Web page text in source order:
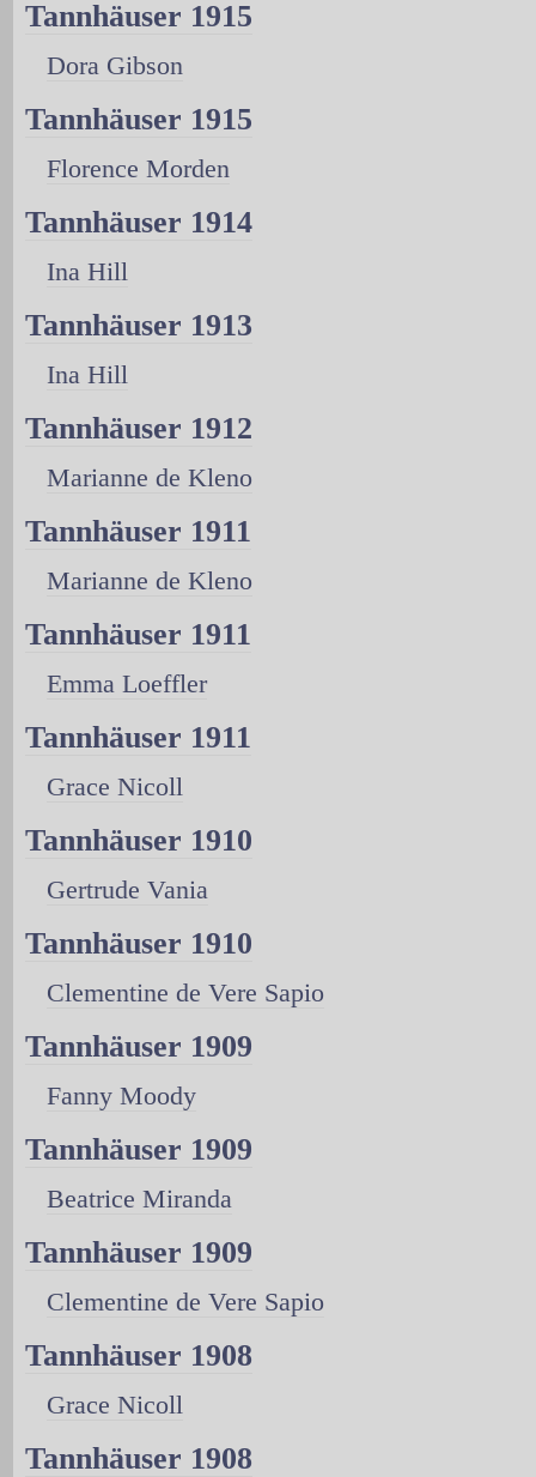
Tannhäuser 1915
Dora Gibson
Tannhäuser 1915
Florence Morden
Tannhäuser 1914
Ina Hill
Tannhäuser 1913
Ina Hill
Tannhäuser 1912
Marianne de Kleno
Tannhäuser 1911
Marianne de Kleno
Tannhäuser 1911
Emma Loeffler
Tannhäuser 1911
Grace Nicoll
Tannhäuser 1910
Gertrude Vania
Tannhäuser 1910
Clementine de Vere Sapio
Tannhäuser 1909
Fanny Moody
Tannhäuser 1909
Beatrice Miranda
Tannhäuser 1909
Clementine de Vere Sapio
Tannhäuser 1908
Grace Nicoll
Tannhäuser 1908